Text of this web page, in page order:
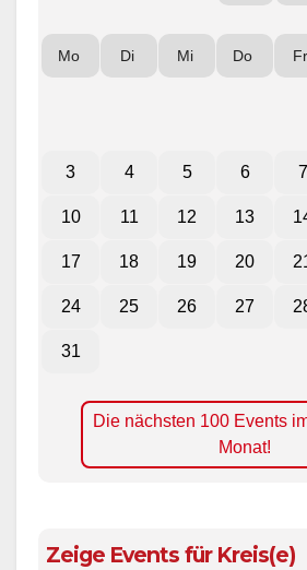
Mo Di Mi Do Fr
3 4 5 6 7
10 11 12 13
17 18 19 20
24 25 26 27
31
Die nächsten 100 Events
Monat!
Zeige Events für Kreis(e)